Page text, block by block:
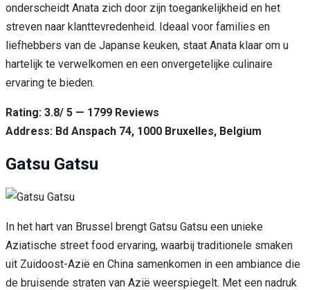
onderscheidt Anata zich door zijn toegankelijkheid en het
streven naar klanttevredenheid. Ideaal voor families en
liefhebbers van de Japanse keuken, staat Anata klaar om u
hartelijk te verwelkomen en een onvergetelijke culinaire
ervaring te bieden.
Rating: 3.8/ 5 — 1799 Reviews
Address: Bd Anspach 74, 1000 Bruxelles, Belgium
Gatsu Gatsu
In het hart van Brussel brengt Gatsu Gatsu een unieke
Aziatische street food ervaring, waarbij traditionele smaken
uit Zuidoost-Azië en China samenkomen in een ambiance die
de bruisende straten van Azië weerspiegelt. Met een nadruk